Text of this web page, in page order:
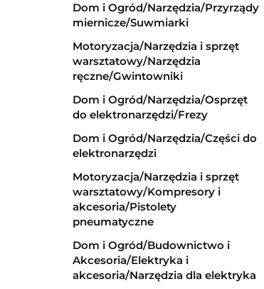
Dom i Ogród/Narzędzia/Przyrządy
miernicze/Suwmiarki
Motoryzacja/Narzędzia i sprzęt
warsztatowy/Narzędzia
ręczne/Gwintowniki
Dom i Ogród/Narzędzia/Osprzęt
do elektronarzędzi/Frezy
Dom i Ogród/Narzędzia/Części do
elektronarzędzi
Motoryzacja/Narzędzia i sprzęt
warsztatowy/Kompresory i
akcesoria/Pistolety
pneumatyczne
Dom i Ogród/Budownictwo i
Akcesoria/Elektryka i
akcesoria/Narzędzia dla elektryka